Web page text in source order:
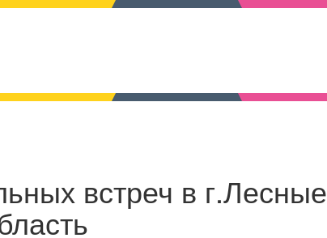
встреч в г.Лесные